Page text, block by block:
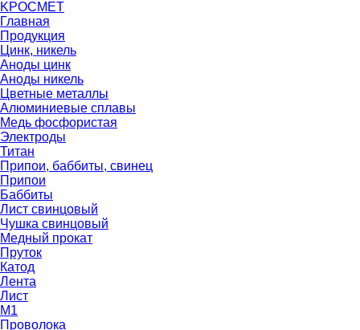
KРОСМ ЕТ
Главная
Продукция
Цинк, никель
Аноды цинк
Аноды никель
Цветные металлы
Алюминиевые сплавы
Медь фосфористая
Электроды
Титан
Припои, баббиты, свинец
Припои
Баббиты
Лист свинцовый
Чушка свинцовый
Медный прокат
Пруток
Катод
Лента
Лист
М1
Проволока